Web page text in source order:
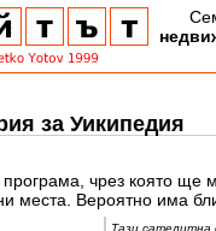
за Уикипедия
чрез която ще
места. Вероятно има
Тази сателитна